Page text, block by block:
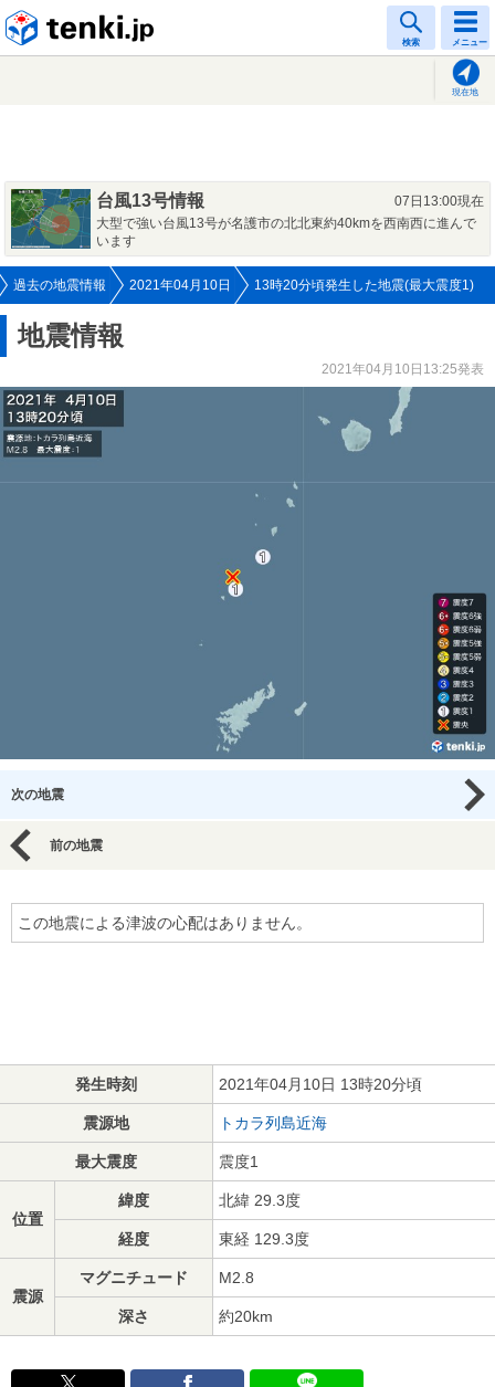
検索 メニュー
現在地
台風13号情報
07日13:00現在
大型で強い台風13号が名護市の北北東約40kmを西南西に進んで
います
過去の地震情報 2021年04月10日 13時20分頃発生した地震(最大震度1)
地震情報
2021年04月10日13:25発表
次の地震
前の地震
この地震による津波の心配はありません。
発生時刻 2021年04月10日 13時20分頃
震源地 トカラ列島近海
最大震度 震度1
位置
緯度 北緯 29.3度
経度 東経 129.3度
震源
マグニチュード M2.8
深さ 約20km